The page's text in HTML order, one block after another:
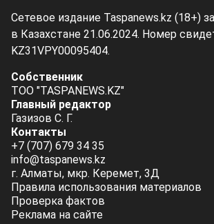
Сетевое издание Taspanews.kz (18+)
в Казахстане 21.06.2024. Номер
KZ31VPY00095404.
Собственник
ТОО "TASPANEWS.KZ"
Главный редактор
Газизов С. Г.
Контакты
+7 (707) 679 34 35
info@taspanews.kz
г. Алматы, мкр. Керемет, 3Д
Правила использования материалов
Проверка фактов
Реклама на сайте